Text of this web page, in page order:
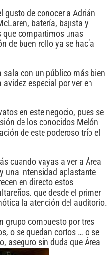
gusto de conocer a Adrián
batería, bajista y
que compartimos unas
de buen rollo ya se hacía
sala con un público más bien
especial por ver en
en este negocio, pues se
de los conocidos Melón
de este poderoso trío el
cuando vayas a ver a Área
una intensidad aplastante
en directo estos
que desde el primer
la atención del auditorio.
grupo compuesto por tres
o se quedan cortos … o se
aseguro sin duda que Área